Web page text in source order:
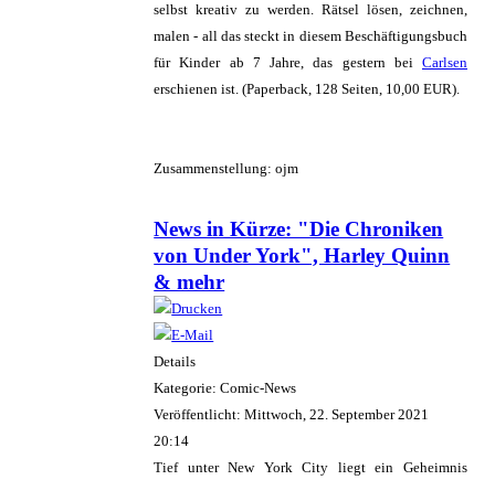
selbst kreativ zu werden. Rätsel lösen, zeichnen,
malen - all das steckt in diesem Beschäftigungsbuch
für Kinder ab 7 Jahre, das gestern bei Carlsen
erschienen ist. (Paperback, 128 Seiten, 10,00 EUR).
Zusammenstellung: ojm
News in Kürze: "Die Chroniken
von Under York", Harley Quinn
& mehr
Details
Kategorie: Comic-News
Veröffentlicht: Mittwoch, 22. September 2021
20:14
Tief unter New York City liegt ein Geheimnis